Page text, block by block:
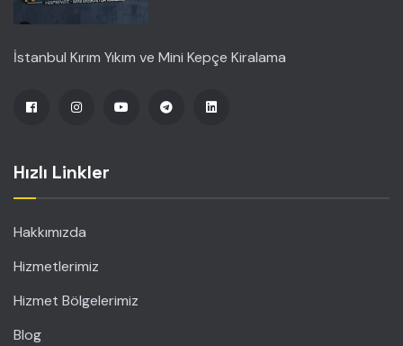
İstanbul Kırım Yıkım ve Mini Kepçe Kiralama
Hızlı Linkler
Hakkımızda
Hizmetlerimiz
Hizmet Bölgelerimiz
Blog